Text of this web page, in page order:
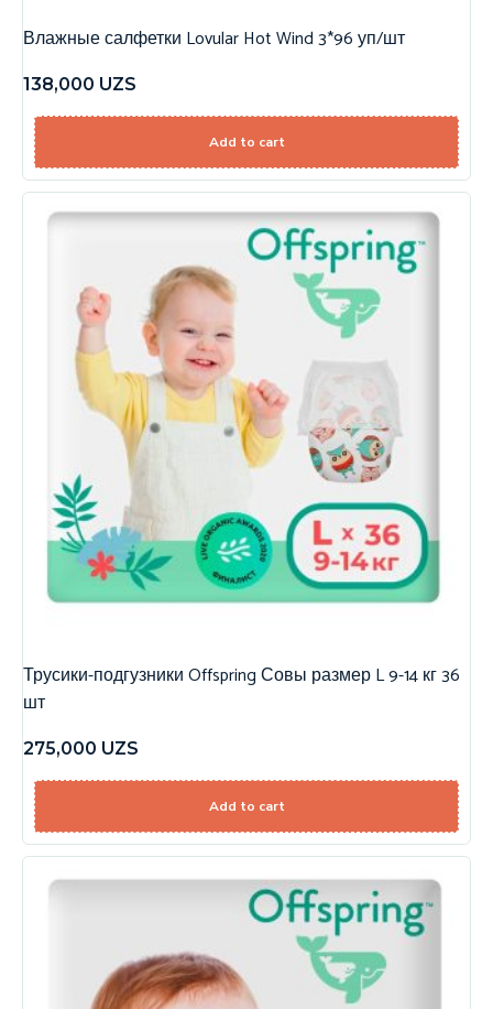
Влажные салфетки Lovular Hot Wind 3*96 уп/шт
138,000 UZS
Add to cart
Трусики-подгузники Offspring Совы размер L 9-14 кг 36
шт
275,000 UZS
Add to cart